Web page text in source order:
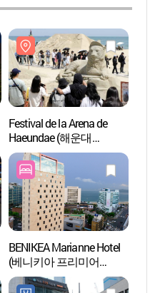
Festival de la Arena de
Haeundae (해운대
모래축제)
BENIKEA Marianne Hotel
(베니키아 프리미어
마리안느호텔)